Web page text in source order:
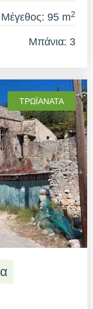
Μέγεθος: 95 m2
Μπάνια: 3
ΤΡΩΪΑΝΆΤΑ